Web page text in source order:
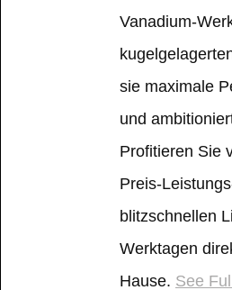
Vanadium-
sie maximale
und
Profitieren Sie
Preis-
blitzschnellen
Werktagen
Hause. See